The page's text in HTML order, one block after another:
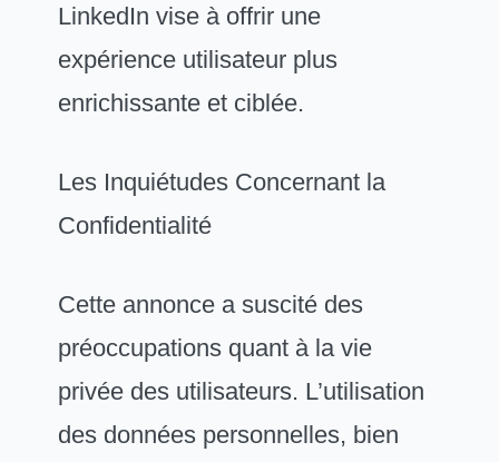
LinkedIn vise à offrir une
expérience utilisateur plus
enrichissante et ciblée.
Les Inquiétudes Concernant la
Confidentialité
Cette annonce a suscité des
préoccupations quant à la vie
privée des utilisateurs. L’utilisation
des données personnelles, bien